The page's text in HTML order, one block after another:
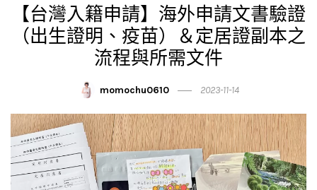
【台灣入籍申請】海外申請文書驗證
（出生證明、疫苗）＆定居證副本之
流程與所需文件
momochu0610 2023-11-14